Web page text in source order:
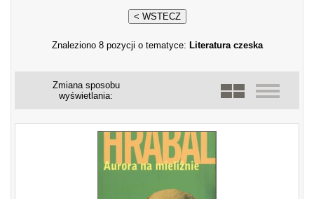
Znaleziono 8 pozycji o tematyce: Literatura czeska
Zmiana sposobu
wyświetlania: